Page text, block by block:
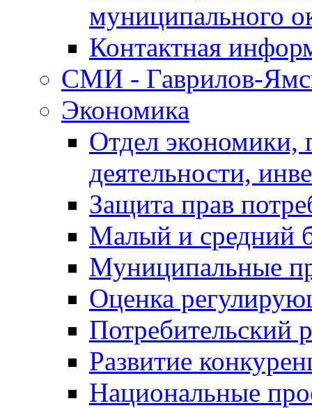
муниципального
Контактная
СМИ - Гаврилов-
Экономика
Отдел экономики,
деятельности,
Защита прав
Малый и средний
Муниципальные
Оценка
Потребительский
Развитие
Национальные